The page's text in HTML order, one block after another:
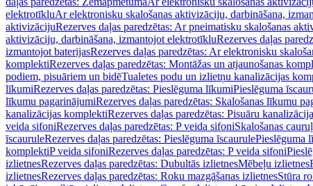
elektrotīkluAr elektronisku skalošanas aktivizāciju, darbināšana,
aktivizācijuRezerves daļas paredzētas: Ar pneimatisku skalošanas
aktivizāciju, darbināšana, izmantojot elektrotīkluRezerves daļas
izmantojot baterijasRezerves daļas paredzētas: Ar elektronisku
komplektiRezerves daļas paredzētas: Montāžas un atjaunošanas
podiem, pisuāriem un bidēTualetes podu un izlietņu kanalizācijas
līkumiRezerves daļas paredzētas: Pieslēguma līkumiPieslēguma
līkumu pagarinājumiRezerves daļas paredzētas: Skalošanas līkumu
kanalizācijas komplektiRezerves daļas paredzētas: Pisuāru
veida sifoniRezerves daļas paredzētas: P veida sifoniSkalošanas
īscauruleRezerves daļas paredzētas: Pieslēguma īscaurulePieslēguma
komplektiP veida sifoniRezerves daļas paredzētas: P veida sifoni
izlietnesRezerves daļas paredzētas: Dubultās izlietnesMēbeļu izlietnes
izlietnesRezerves daļas paredzētas: Roku mazgāšanas izlietnesStūra